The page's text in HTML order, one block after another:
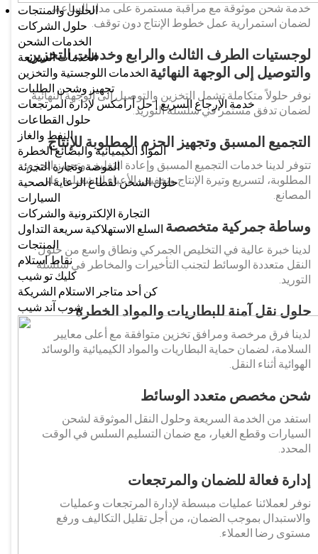
الحلول والمنتجات
حلول الشركات
الخدمات الشحن
الخدمات السريعة
الخدمات اللوجستية والتخزين
تجهيز وشحن الطلبات
خدمة الإرجاع السريع | حل أرامكس لإدارة المرتجعات
حلول القطاعات
النفط والغاز
المواد الكيميائية والبضائع الخطرة
الموضة وتجارة التجزئة
حلول الشحن لقطاع الرعاية الصحية
السيارات
التجارة الإلكترونية والشركات
السلع الاستهلاكية سريعة التداول
المنتجات
نقاط استلام
كليك تو شيب
كن أحد متاجر الاستلام الشريكة
شوب آند شيب
خدمة شحن موثوقة مع مراقبة مستمرة على مدار الساعة،
لضمان استمرارية عمل خطوط الإنتاج دون توقف.
لوجستيات الطرف الثالث والرابع وخدمات التخزين
والتوصيل إلى الوجهة النهائية
نوفر حلولاً متكاملة تشمل التخزين والتوصيل إلى الوجهة النهائية
لضمان تدفق مستمر في سلسلة التوريد.
التجميع المسبق وتجهيز الحزم المطلوبة للإنتاج
تتوفر لدينا خدمات التجميع المسبق وإعادة التغليف وتجهيز الحزم
المطلوبة، لتسريع وتيرة الإنتاج وتخفيف الأعباء التشغيلية على
المصانع.
وساطة جمركية متخصصة
لدينا خبرة عالية في التخليص الجمركي ونطاق واسع من حلول
النقل متعددة الوسائط لتجنب التأخيرات والمخاطر في سلسلة
التوريد.
حلول نقل آمنة للبطاريات والمواد الخطرة
لدينا فرق مرخصة ومرافق تخزين متوافقة مع أعلى معايير
السلامة، لضمان حماية البطاريات والمواد الكيميائية والوسائد
الهوائية أثناء النقل.
شحن مخصص متعدد الوسائط
استفد من الخدمة السريعة وحلول النقل الموثوقة لشحن
السيارات وقطع الغيار، مع ضمان التسليم السلس في الوقت
المحدد.
إدارة فعالة للضمان والمرتجعات
نوفر لعملائنا عمليات مبسطة لإدارة المرتجعات وعمليات
والاستبدال بموجب الضمان، من أجل تقليل التكاليف ورفع
مستوى رضا العملاء.